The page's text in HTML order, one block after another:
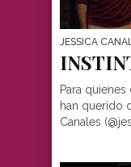
JESSICA
Para
han querido
Canales